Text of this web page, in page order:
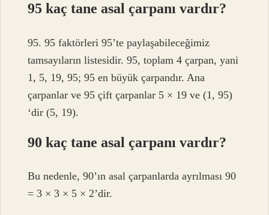
95 kaç tane asal çarpanı vardır?
95. 95 faktörleri 95’te paylaşabileceğimiz
tamsayıların listesidir. 95, toplam 4 çarpan, yani
1, 5, 19, 95; 95 en büyük çarpandır. Ana
çarpanlar ve 95 çift çarpanlar 5 × 19 ve (1, 95)
‘dir (5, 19).
90 kaç tane asal çarpanı vardır?
Bu nedenle, 90’ın asal çarpanlarda ayrılması 90
= 3 × 3 × 5 × 2’dir.